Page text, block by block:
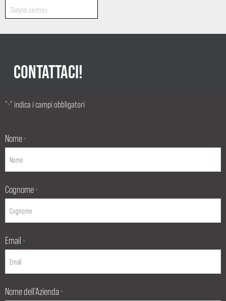
Dialysis centres
CONTATTACI!
"*" indica i campi obbligatori
Nome *
Cognome *
Email *
Nome dell'Azienda *